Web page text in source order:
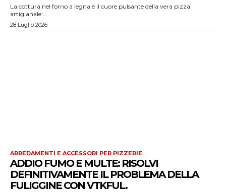
La cottura nel forno a legna è il cuore pulsante della vera pizza
artigianale:...
28 Luglio 2026
ARREDAMENTI E ACCESSORI PER PIZZERIE
ADDIO FUMO E MULTE: RISOLVI
DEFINITIVAMENTE IL PROBLEMA DELLA
FULIGGINE CON VTKFUL.